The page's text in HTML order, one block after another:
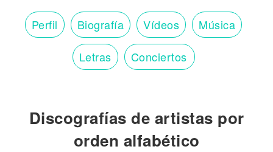
Perfil Biografía Vídeos Música
Letras Conciertos
Discografías de artistas por
orden alfabético